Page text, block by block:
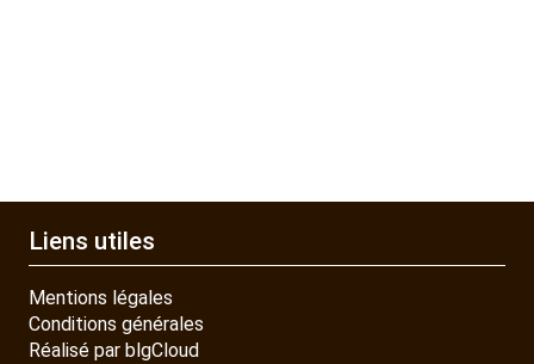
Liens utiles
Mentions légales
Conditions générales
Réalisé par blgCloud